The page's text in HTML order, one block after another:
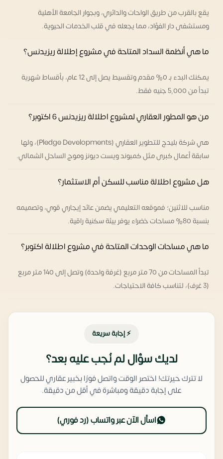
يقع بالقرب من طريق الواحات والدائري، وبجوار الجامعة الأهلية
ومستشفى دار الفؤاد، مما يجعله في قلب الخدمات الحيوية.
ما هي أنظمة السداد المتاحة في مشروع إطلالة ريزيدنس؟
يمكنك البدء بـ 0% مقدم وتقسيط يصل إلى 12 عام، بأقساط شهرية
تبدأ من 5,000 جنيه فقط.
من هو المطور العقاري لمشروع اطلالة ريزيدنس 6 اكتوبر؟
هي شركة بليدچ للتطوير العقاري (Pledge Developments)، ولها
سابقة أعمال كبرى مثل كمبوند ويست ديونز وموج الساحل الشمالي.
هل مشروع اطلالة مناسب للسكن أم الاستثمار؟
مناسب للاثنين؛ فموقعه التعليمي يضمن عائد إيجاري قوي، وتصميمه
بنسبة 80% مساحات خضراء يوفر بيئة سكنية راقية.
ما هي مساحات الوحدات المتاحة في مشروع اطلالة اكتوبر؟
تبدأ المساحات من 70 متر مربع (غرفة واحدة) وتصل إلى 140 متر مربع
(3 غرف)، لتناسب كافة الاحتياجات.
⚡ إجابة سريعة
لديك سؤال لم نُجب عليه بعد؟
لا تترك حيرتك! اختصر الوقت واتصل فورًا بخبير عقاري للحصول
على إجابة دقيقة ومباشرة في أقل من دقيقة.
اسأل الآن عبر واتساب (رد فوري)